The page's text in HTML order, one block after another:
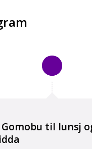
til lunsj